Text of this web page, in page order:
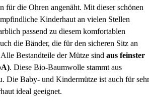
für die Ohren angenäht. Mit dieser schönen
Kinderhaut an vielen Stellen
passend zu diesem komfortablen
die Bänder, die für den sicheren Sitz an
Bestandteile der Mütze sind aus feinster
. Diese Bio-Baumwolle stammt aus
Die Baby- und Kindermütze ist auch für sehr
ideal geeignet.